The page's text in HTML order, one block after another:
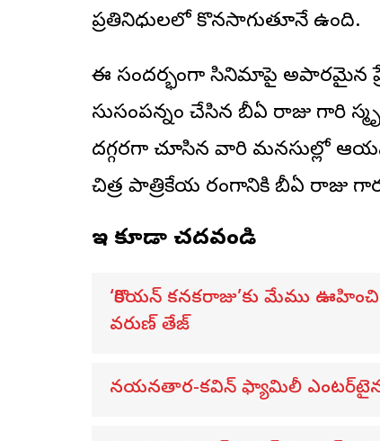
ప్రతినిధులలో కొనసాగుతూనే ఉంది.
ఈ సందర్భంగా సినిమాపై అపారమైన
సుసంపన్నం చేసిన బీఏ రాజు గారి
దగ్గరగా చూసిన వారి మనసుల్లో
చిత్ర పాత్రికేయ రంగానికి బీఏ రాజు
ఇవి కూడా చదవండి
‘కొరియన్ కనకరాజు’కు మేము
వరుణ్ తేజ్
నయనతార-కవిన్ ఫ్యామిలీ ఎంటర్‌టైనర్